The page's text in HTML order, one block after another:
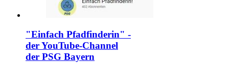
"Einfach Pfadfinderin" -
der YouTube-Channel
der PSG Bayern